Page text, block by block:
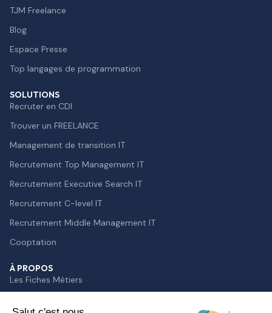
TJM Freelance
Blog
Espace Presse
Top langages de programmation
SOLUTIONS
Recruter en CDI
Trouver un FREELANCE
Management de transition IT
Recrutement Top Management IT
Recrutement Executive Search IT
Recrutement C-level IT
Recrutement Middle Management IT
Cooptation
À PROPOS
Les Fiches Métiers